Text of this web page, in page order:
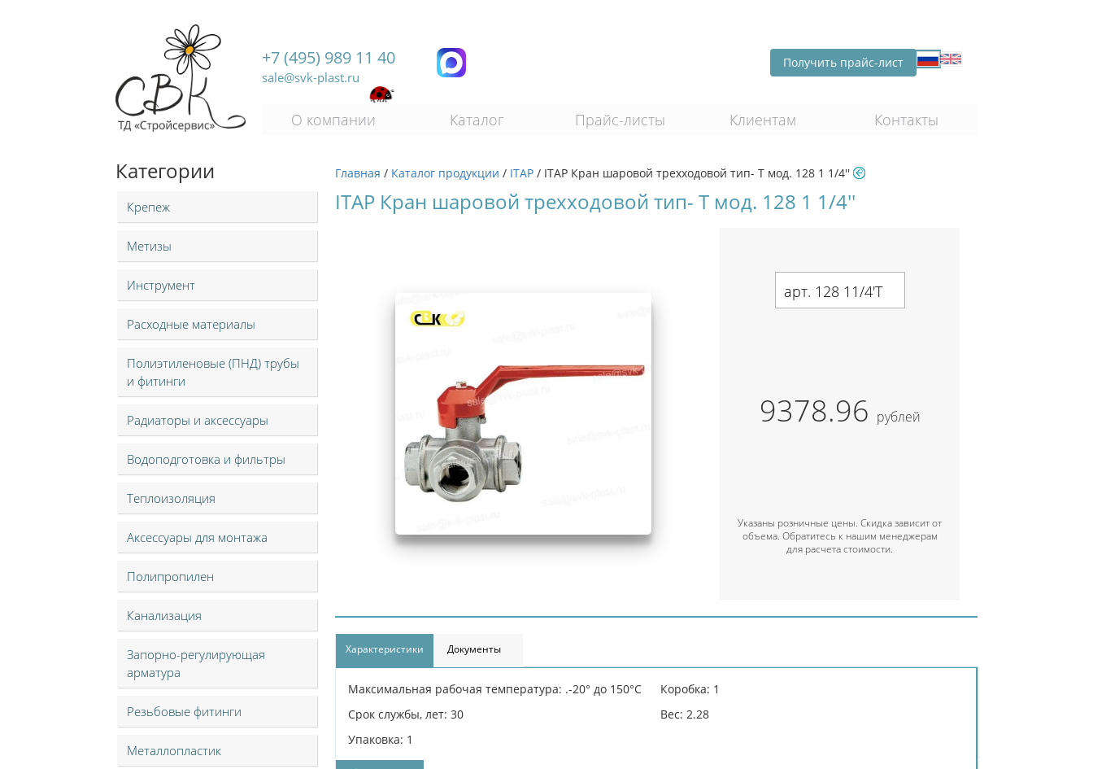
+7 (495) 989 11 40
sale@svk-plast.ru
Получить прайс-лист
О компании Каталог Прайс-листы Клиентам Контакты
Главная / Каталог продукции / ITAP / ITAP Кран шаровой трехходовой тип- T мод. 128 1 1/4''
Категории
Крепеж
Метизы
Инструмент
Расходные материалы
Полиэтиленовые (ПНД) трубы
и фитинги
Радиаторы и аксессуары
Водоподготовка и фильтры
Теплоизоляция
Аксессуары для монтажа
Полипропилен
Канализация
Запорно-регулирующая
арматура
Резьбовые фитинги
Металлопластик
ITAP Кран шаровой трехходовой тип- T мод. 128 1 1/4''
арт. 128 11/4'T
9378.96 рублей
Указаны розничные цены. Скидка зависит от
объема. Обратитесь к нашим менеджерам
для расчета стоимости.
Характеристики Документы
Максимальная рабочая температура: .-20° до 150°С
Срок службы, лет: 30
Упаковка: 1
Коробка: 1
Вес: 2.28